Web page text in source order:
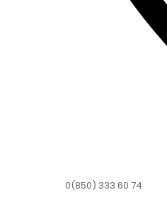
0(850) 333 60 74